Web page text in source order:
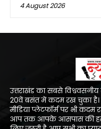
4 August 2026
उत्तराखंड का सबसे
20वें बसंत में कदम रख चुका है।
मीडिया प्लेटफॉर्म पर भी
आप तक आपके आसपास की हर